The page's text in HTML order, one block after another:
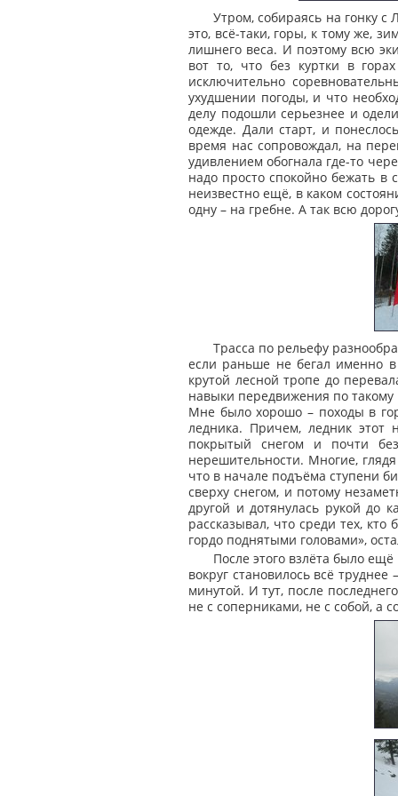
Утром, собираясь на гонку
это, всё-таки, горы, к тому же,
лишнего веса. И поэтому всю
вот то, что без куртки в
исключительно
ухудшении погоды, и что
делу подошли серьезнее и
одежде. Дали старт, и
время нас сопровождал, на
удивлением обогнала где-то
надо просто спокойно бежать в
неизвестно ещё, в каком
одну – на гребне. А так всю
Трасса по рельефу
если раньше не бегал именно
крутой лесной тропе до
навыки передвижения по такому
Мне было хорошо – походы в
ледника. Причем, ледник
покрытый снегом и почти
нерешительности. Многие,
что в начале подъёма ступени
сверху снегом, и потому
другой и дотянулась рукой до
рассказывал, что среди тех,
гордо поднятыми головами»,
После этого взлёта было
вокруг становилось всё
минутой. И тут, после
не с соперниками, не с собой, а